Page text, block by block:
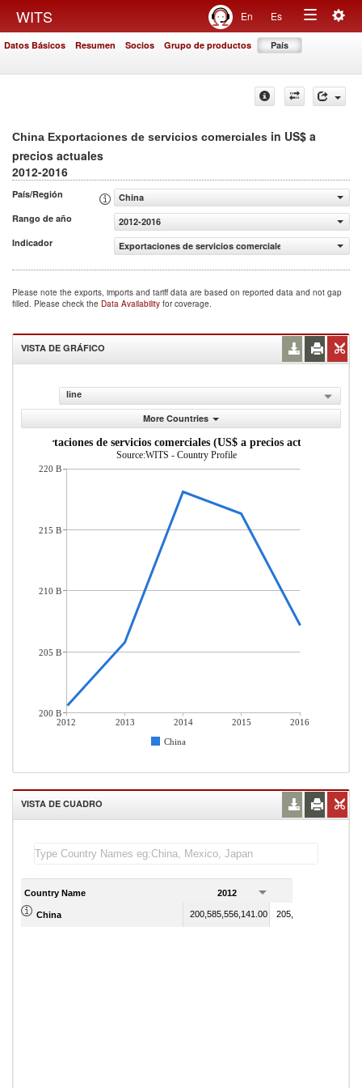
WITS En Es
Toggle
Datos Básicos Resumen Socios Grupo de productos País
China Exportaciones de servicios comerciales in US$ a
precios actuales
2012-2016
País/Región
China
Rango de año
2012-2016
Indicador
Exportaciones de servicios comerciales (US$ a precios
Please note the exports, imports and tariff data are based on reported data and not gap
filled. Please check the Data Availability for coverage.
VISTA DE GRÁFICO
line
More Countries
Exportaciones de servicios comerciales (US$ a precios actuales)
Source:WITS - Country Profile
2012 2013 2014 2015
2016
China
220 B
215 B
210 B
205 B
200 B
VISTA DE CUADRO
Country Name 2012
China 200,585,556,141.00 205,778,170,532.00